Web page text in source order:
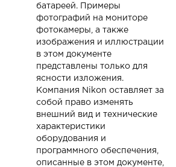
батареей. Примеры
фотографий на мониторе
фотокамеры, а также
изображения и иллюстрации
в этом документе
представлены только для
ясности изложения.
Компания Nikon оставляет за
собой право изменять
внешний вид и технические
характеристики
оборудования и
программного обеспечения,
описанные в этом документе,